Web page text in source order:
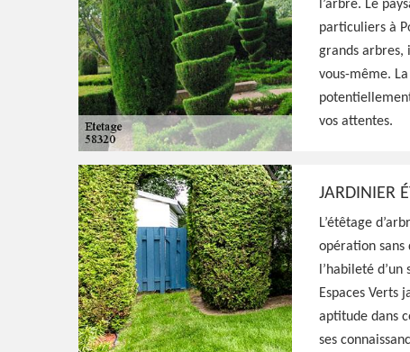
Pougues Les
Paysagiste aguerri à Pougues Les Eaux
tout à fait qualifié pour s'occuper de
effectués avec minutie, résultat
Voir Nos Realisations Contactez-Nous!
l’arbre. Le
particuliers à
grands arbres,
vous-même.
vos attentes.
JARDINIER
L’étêtage
opération sans
l’habileté
Espaces Verts
aptitude dans
ses